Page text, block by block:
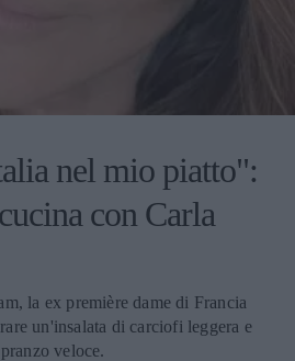
nel mio piatto":
con Carla
la ex première dame di Francia
un'insalata di carciofi leggera e
veloce.